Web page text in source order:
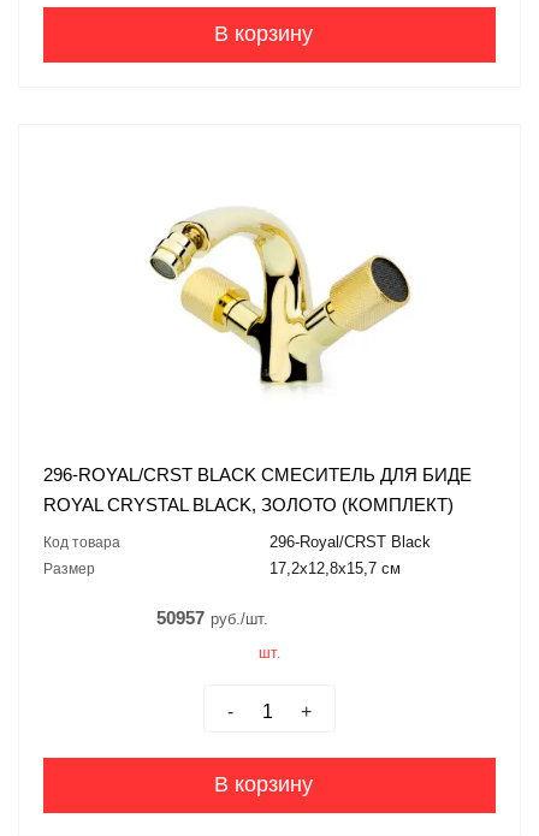
В корзину
296-ROYAL/CRST BLACK СМЕСИТЕЛЬ ДЛЯ БИДЕ
ROYAL CRYSTAL BLACK, ЗОЛОТО (КОМПЛЕКТ)
Код товара 296-Royal/CRST Black
Размер 17,2x12,8x15,7 см
50957 руб./шт.
шт.
- +
В корзину